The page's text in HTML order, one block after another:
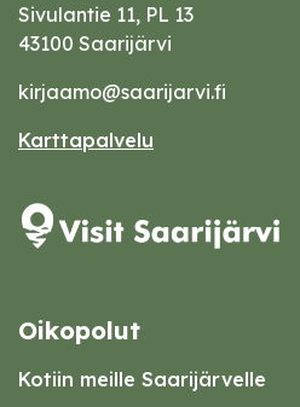
Sivulantie 11, PL 13
43100 Saarijärvi
kirjaamo@saarijarvi.fi
Karttapalvelu
Oikopolut
Kotiin meille Saarijärvelle